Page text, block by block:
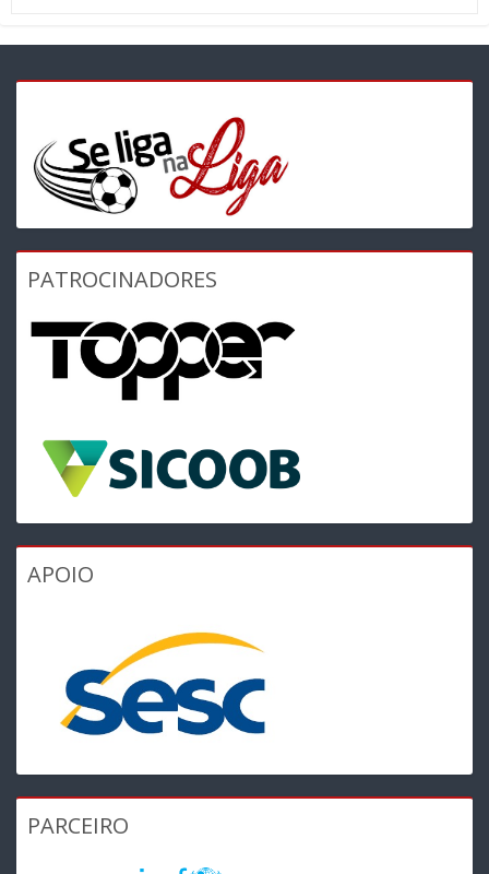
PATROCINADORES
APOIO
PARCEIRO